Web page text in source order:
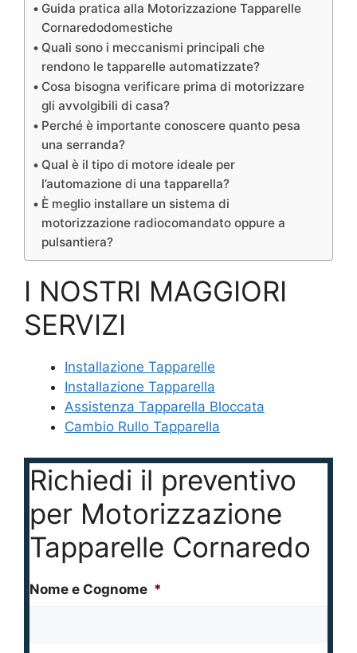
Guida pratica alla Motorizzazione Tapparelle
Cornaredodomestiche
Quali sono i meccanismi principali che
rendono le tapparelle automatizzate?
Cosa bisogna verificare prima di motorizzare
gli avvolgibili di casa?
Perché è importante conoscere quanto pesa
una serranda?
Qual è il tipo di motore ideale per
l’automazione di una tapparella?
È meglio installare un sistema di
motorizzazione radiocomandato oppure a
pulsantiera?
I NOSTRI MAGGIORI
SERVIZI
Installazione Tapparelle
Installazione Tapparella
Assistenza Tapparella Bloccata
Cambio Rullo Tapparella
Richiedi il preventivo
per Motorizzazione
Tapparelle Cornaredo
Nome e Cognome *